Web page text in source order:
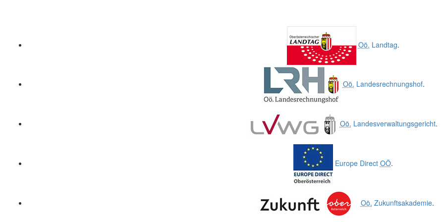
Oö. Landtag.
Oö. Landesrechnungshof.
Oö. Landesverwaltungsgericht.
Europe Direct OÖ.
Oö. Zukunftsakademie.